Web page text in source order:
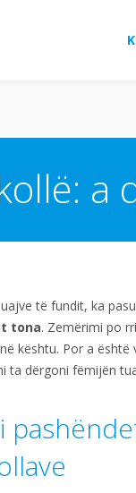
të fundit, ka
tona. Zemërimi po
kështu. Por a
ta dërgoni fëmijën